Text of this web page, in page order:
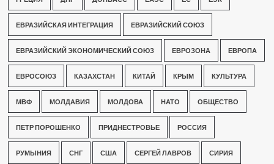
ЕВРАЗИЙСКАЯ ИНТЕГРАЦИЯ ЕВРАЗИЙСКИЙ СОЮЗ
ЕВРАЗИЙСКИЙ ЭКОНОМИЧЕСКИЙ СОЮЗ ЕВРОЗОНА ЕВРОПА
ЕВРОСОЮЗ КАЗАХСТАН КИТАЙ КРЫМ КУЛЬТУРА
МВФ МОЛДАВИЯ МОЛДОВА НАТО ОБЩЕСТВО
ПЕТР ПОРОШЕНКО ПРИДНЕСТРОВЬЕ РОССИЯ
РУМЫНИЯ СНГ США СЕРГЕЙ ЛАВРОВ СИРИЯ